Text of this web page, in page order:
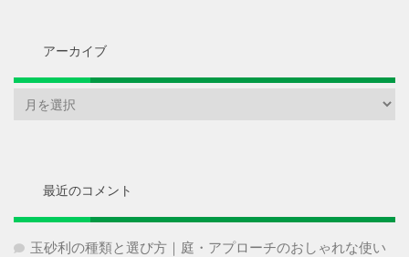
アーカイブ
最近のコメント
玉砂利の種類と選び方｜庭・アプローチのおしゃれな使い